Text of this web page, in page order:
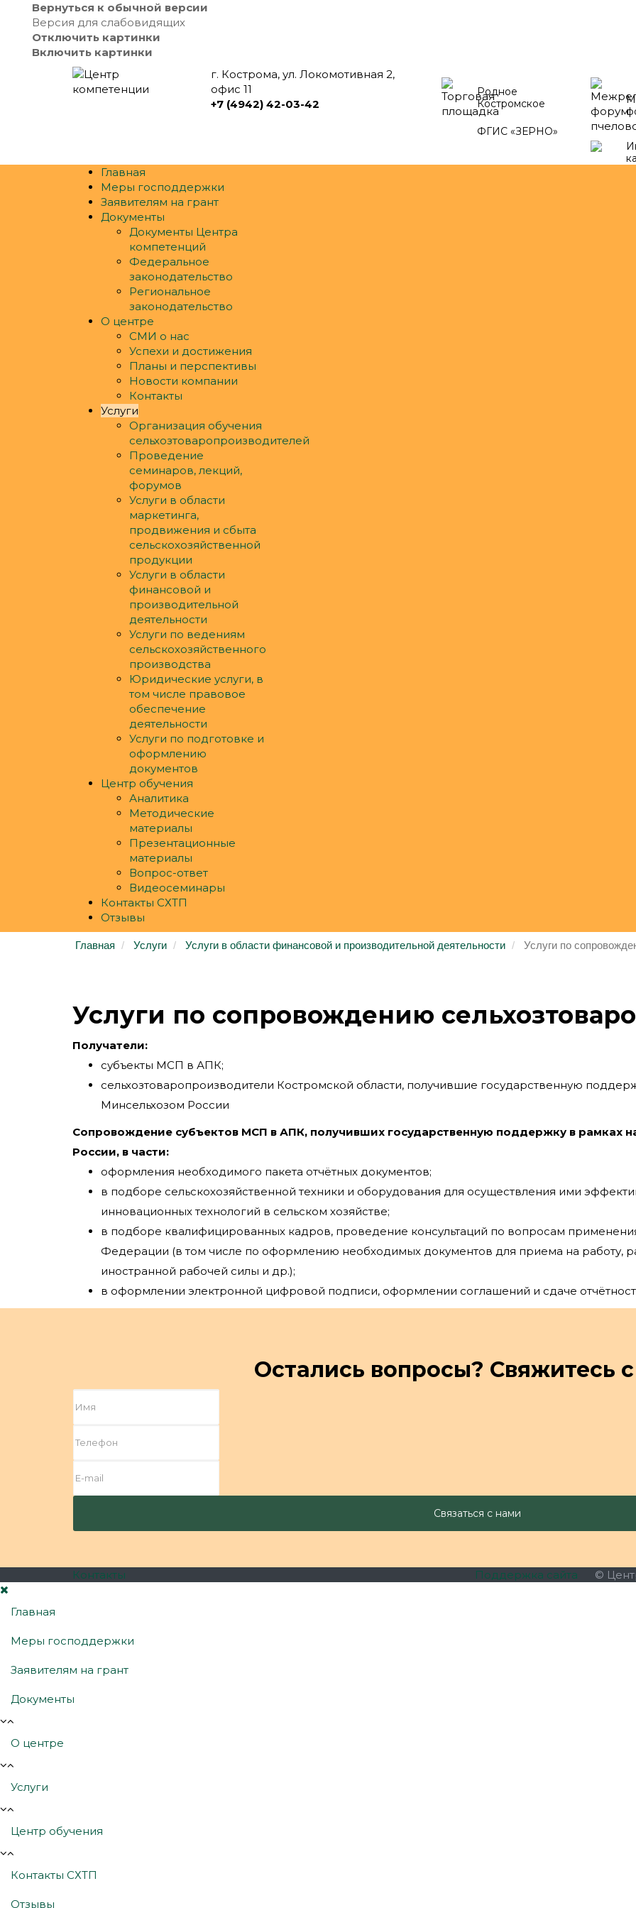
Вернуться к обычной версии
Версия для слабовидящих
Отключить картинки
Включить картинки
г. Кострома, ул. Локомотивная 2,
офис 11
+7 (4942) 42-03-42
Родное
Костромское
ФГИС «ЗЕРНО»
Главная
Меры господдержки
Заявителям на грант
Документы
Документы Центра
компетенций
Федеральное
законодательство
Региональное
законодательство
О центре
СМИ о нас
Успехи и достижения
Планы и перспективы
Новости компании
Контакты
Услуги
Организация обучения
сельхозтоваропроизводителей
Проведение
семинаров, лекций,
форумов
Услуги в области
маркетинга,
продвижения и сбыта
сельскохозяйственной
продукции
Услуги в области
финансовой и
производительной
деятельности
Услуги по ведениям
сельскохозяйственного
производства
Юридические услуги, в
том числе правовое
обеспечение
деятельности
Услуги по подготовке и
оформлению
документов
Центр обучения
Аналитика
Методические
материалы
Презентационные
материалы
Вопрос-ответ
Видеосеминары
Контакты СХТП
Отзывы
Главная Услуги Услуги в области финансовой и производительной деятельности Услуги по
Услуги по сопровождению
Получатели:
субъекты МСП в АПК;
сельхозтоваропроизводители Костромской области, получившие государственную
Минсельхозом России
Сопровождение субъектов МСП в АПК, получивших государственную поддержку в рамках
России, в части:
оформления необходимого пакета отчётных документов;
в подборе сельскохозяйственной техники и оборудования для осуществления ими
инновационных технологий в сельском хозяйстве;
в подборе квалифицированных кадров, проведение консультаций по вопросам
Федерации (в том числе по оформлению необходимых документов для приема на работу,
иностранной рабочей силы и др.);
в оформлении электронной цифровой подписи, оформлении соглашений и сдаче
Остались вопросы? Свяжитесь
Поддержка сайта ©
Контакты
Главная
Меры господдержки
Заявителям на грант
Документы
О центре
Услуги
Центр обучения
Контакты СХТП
Отзывы